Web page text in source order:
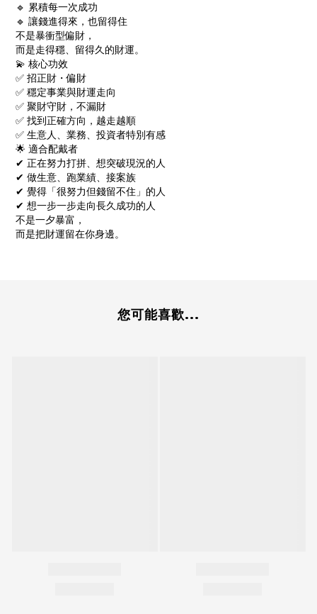
🔹 累積每一次成功
🔹 讓錢進得來，也留得住
不是暴衝型偏財，
而是走得穩、留得久的財運。
💫 核心功效
✅ 招正財・偏財
✅ 穩定事業與財運走向
✅ 聚財守財，不漏財
✅ 找到正確方向，越走越順
✅ 生意人、業務、投資者特別有感
🌟 適合配戴者
✔ 正在努力打拼、想突破現況的人
✔ 做生意、跑業績、接案族
✔ 覺得「很努力但錢留不住」的人
✔ 想一步一步走向長久成功的人
不是一夕暴富，
而是把財運留在你身邊。
您可能喜歡...